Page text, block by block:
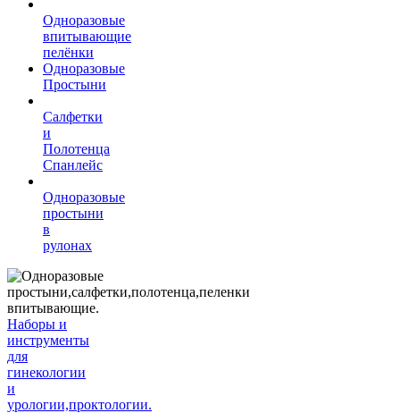
Одноразовые
впитывающие
пелёнки
Одноразовые
Простыни
Салфетки
и
Полотенца
Спанлейс
Одноразовые
простыни
в
рулонах
Наборы и
инструменты
для
гинекологии
и
урологии,проктологии.